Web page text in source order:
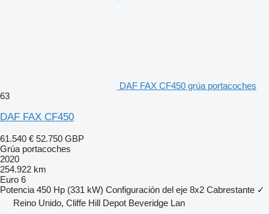
DAF FAX CF450 grúa portacoches
63
DAF FAX CF450
61.540 € 52.750 GBP
Grúa portacoches
2020
254.922 km
Euro 6
Potencia 450 Hp (331 kW) Configuración del eje 8x2 Cabrestante ✓
Reino Unido, Cliffe Hill Depot Beveridge Lan